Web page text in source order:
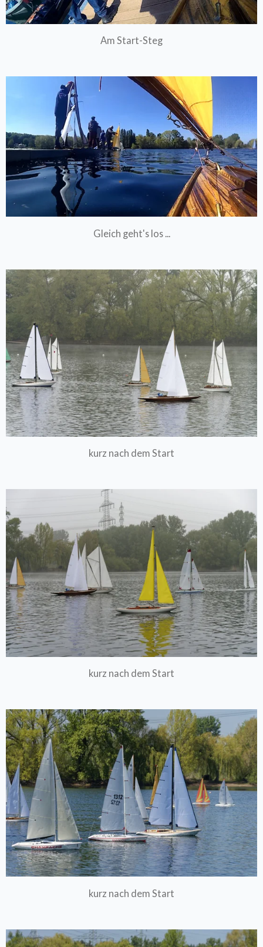
Am Start-Steg
Gleich geht's los ...
kurz nach dem Start
kurz nach dem Start
kurz nach dem Start